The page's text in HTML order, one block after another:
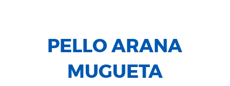
PELLO ARANA
MUGUETA